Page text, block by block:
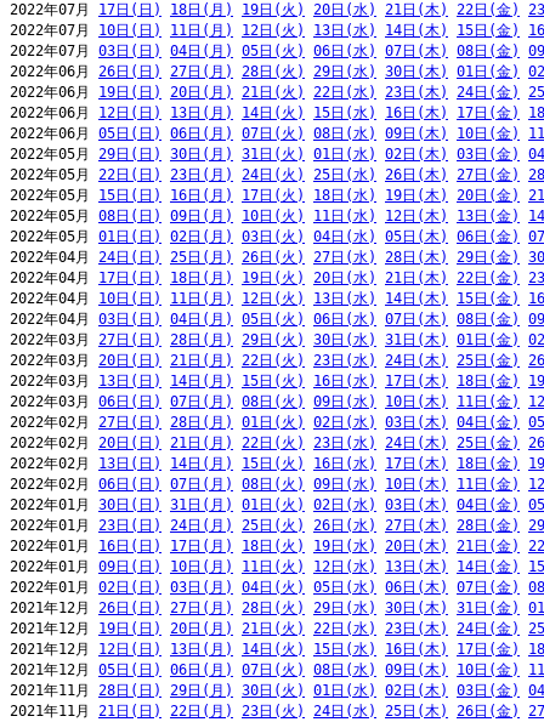
2022年07月 17日(日) 18日(月) 19日(火) 20日(水) 21日(木) 22日(金)
2022年07月 10日(日) 11日(月) 12日(火) 13日(水) 14日(木) 15日(金)
2022年07月 03日(日) 04日(月) 05日(火) 06日(水) 07日(木) 08日(金)
2022年06月 26日(日) 27日(月) 28日(火) 29日(水) 30日(木) 01日(金)
2022年06月 19日(日) 20日(月) 21日(火) 22日(水) 23日(木) 24日(金)
2022年06月 12日(日) 13日(月) 14日(火) 15日(水) 16日(木) 17日(金)
2022年06月 05日(日) 06日(月) 07日(火) 08日(水) 09日(木) 10日(金)
2022年05月 29日(日) 30日(月) 31日(火) 01日(水) 02日(木) 03日(金)
2022年05月 22日(日) 23日(月) 24日(火) 25日(水) 26日(木) 27日(金)
2022年05月 15日(日) 16日(月) 17日(火) 18日(水) 19日(木) 20日(金)
2022年05月 08日(日) 09日(月) 10日(火) 11日(水) 12日(木) 13日(金)
2022年05月 01日(日) 02日(月) 03日(火) 04日(水) 05日(木) 06日(金)
2022年04月 24日(日) 25日(月) 26日(火) 27日(水) 28日(木) 29日(金)
2022年04月 17日(日) 18日(月) 19日(火) 20日(水) 21日(木) 22日(金)
2022年04月 10日(日) 11日(月) 12日(火) 13日(水) 14日(木) 15日(金)
2022年04月 03日(日) 04日(月) 05日(火) 06日(水) 07日(木) 08日(金)
2022年03月 27日(日) 28日(月) 29日(火) 30日(水) 31日(木) 01日(金)
2022年03月 20日(日) 21日(月) 22日(火) 23日(水) 24日(木) 25日(金)
2022年03月 13日(日) 14日(月) 15日(火) 16日(水) 17日(木) 18日(金)
2022年03月 06日(日) 07日(月) 08日(火) 09日(水) 10日(木) 11日(金)
2022年02月 27日(日) 28日(月) 01日(火) 02日(水) 03日(木) 04日(金)
2022年02月 20日(日) 21日(月) 22日(火) 23日(水) 24日(木) 25日(金)
2022年02月 13日(日) 14日(月) 15日(火) 16日(水) 17日(木) 18日(金)
2022年02月 06日(日) 07日(月) 08日(火) 09日(水) 10日(木) 11日(金)
2022年01月 30日(日) 31日(月) 01日(火) 02日(水) 03日(木) 04日(金)
2022年01月 23日(日) 24日(月) 25日(火) 26日(水) 27日(木) 28日(金)
2022年01月 16日(日) 17日(月) 18日(火) 19日(水) 20日(木) 21日(金)
2022年01月 09日(日) 10日(月) 11日(火) 12日(水) 13日(木) 14日(金)
2022年01月 02日(日) 03日(月) 04日(火) 05日(水) 06日(木) 07日(金)
2021年12月 26日(日) 27日(月) 28日(火) 29日(水) 30日(木) 31日(金)
2021年12月 19日(日) 20日(月) 21日(火) 22日(水) 23日(木) 24日(金)
2021年12月 12日(日) 13日(月) 14日(火) 15日(水) 16日(木) 17日(金)
2021年12月 05日(日) 06日(月) 07日(火) 08日(水) 09日(木) 10日(金)
2021年11月 28日(日) 29日(月) 30日(火) 01日(水) 02日(木) 03日(金)
2021年11月 21日(日) 22日(月) 23日(火) 24日(水) 25日(木) 26日(金)